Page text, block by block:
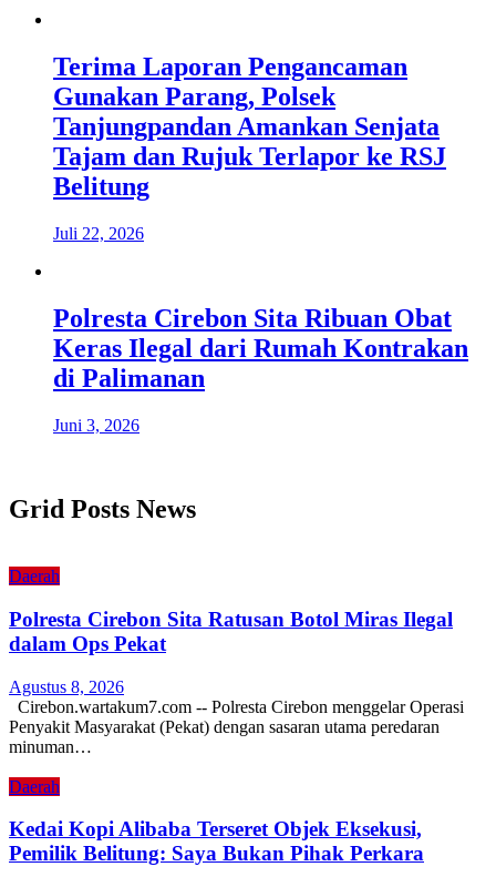
Terima Laporan Pengancaman
Gunakan Parang, Polsek
Tanjungpandan Amankan Senjata
Tajam dan Rujuk Terlapor ke RSJ
Belitung
Juli 22, 2026
Polresta Cirebon Sita Ribuan Obat
Keras Ilegal dari Rumah Kontrakan
di Palimanan
Juni 3, 2026
Grid Posts News
Daerah
Polresta Cirebon Sita Ratusan Botol Miras Ilegal
dalam Ops Pekat
Agustus 8, 2026
Cirebon.wartakum7.com -- Polresta Cirebon menggelar Operasi
Penyakit Masyarakat (Pekat) dengan sasaran utama peredaran
minuman…
Daerah
Kedai Kopi Alibaba Terseret Objek Eksekusi,
Pemilik Belitung: Saya Bukan Pihak Perkara